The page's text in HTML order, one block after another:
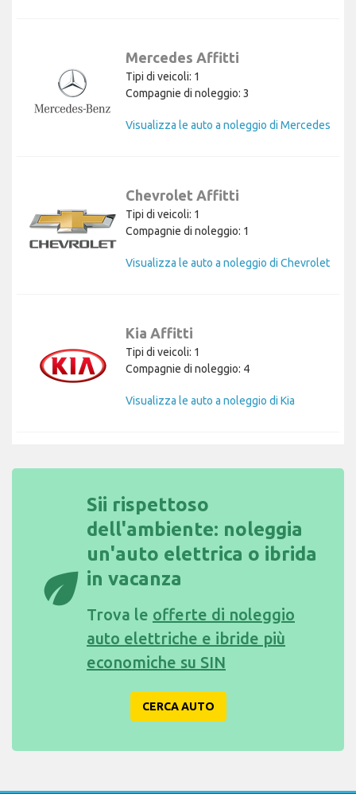
Mercedes Affitti
Tipi di veicoli: 1
Compagnie di noleggio: 3
Visualizza le auto a noleggio di Mercedes
Chevrolet Affitti
Tipi di veicoli: 1
Compagnie di noleggio: 1
Visualizza le auto a noleggio di Chevrolet
Kia Affitti
Tipi di veicoli: 1
Compagnie di noleggio: 4
Visualizza le auto a noleggio di Kia
eco
Sii rispettoso
dell'ambiente: noleggia
un'auto elettrica o ibrida
in vacanza
Trova le offerte di noleggio
auto elettriche e ibride più
economiche su SIN
CERCA AUTO